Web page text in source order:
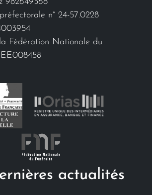
n° 24-57.0228
Fédération Nationale du
actualités